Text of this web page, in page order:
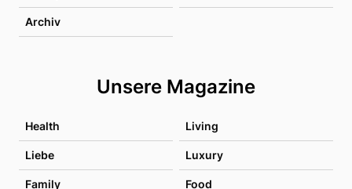
Archiv
Unsere Magazine
Health Living
Liebe Luxury
Family Food